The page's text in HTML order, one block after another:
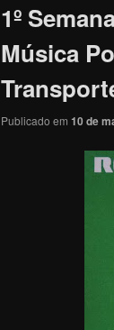
1º
Música
Publicado em 10 de